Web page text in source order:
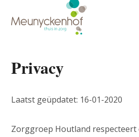
naar
Privacy
Laatst geüpdatet: 16-01-2020
Zorggroep Houtland respecteert